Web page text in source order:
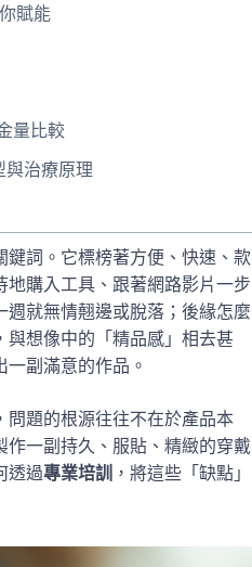
賦能
量比較
治療原理
詞。它標榜著方便、快速、款
購入工具、跟著網路影片一步
就無情翹邊或脫落；後緣怎麼
與想像中的「精品感」相去甚
副滿意的作品。
問題的根源往往不在於產品本
作一副持久、服貼、精緻的穿戴
透過專業培訓
，將這些「缺點」